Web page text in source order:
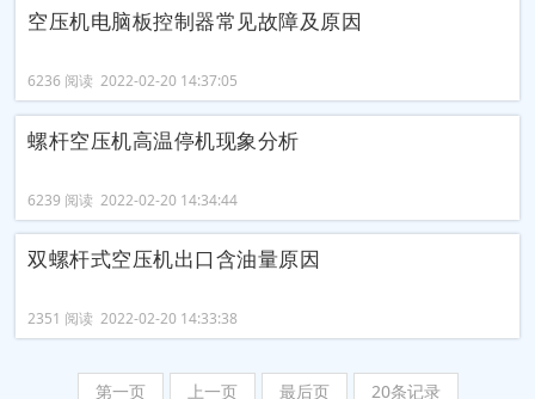
空压机电脑板控制器常见故障及原因
6236 阅读 2022-02-20 14:37:05
螺杆空压机高温停机现象分析
6239 阅读 2022-02-20 14:34:44
双螺杆式空压机出口含油量原因
2351 阅读 2022-02-20 14:33:38
第一页 上一页 最后页 20条记录